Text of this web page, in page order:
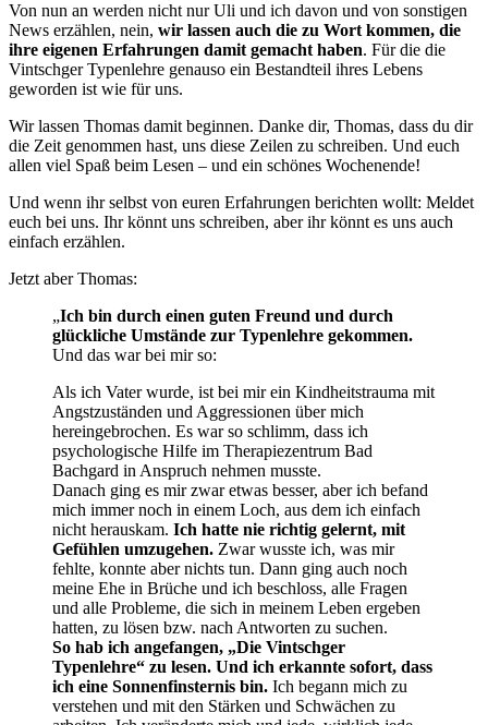
Von nun an werden nicht nur Uli und ich davon und von sonstigen
News erzählen, nein, wir lassen auch die zu Wort kommen, die
ihre eigenen Erfahrungen damit gemacht haben. Für die die
Vintschger Typenlehre genauso ein Bestandteil ihres Lebens
geworden ist wie für uns.
Wir lassen Thomas damit beginnen. Danke dir, Thomas, dass du dir
die Zeit genommen hast, uns diese Zeilen zu schreiben. Und euch
allen viel Spaß beim Lesen – und ein schönes Wochenende!
Und wenn ihr selbst von euren Erfahrungen berichten wollt: Meldet
euch bei uns. Ihr könnt uns schreiben, aber ihr könnt es uns auch
einfach erzählen.
Jetzt aber Thomas:
„Ich bin durch einen guten Freund und durch
glückliche Umstände zur Typenlehre gekommen.
Und das war bei mir so:
Als ich Vater wurde, ist bei mir ein Kindheitstrauma mit
Angstzuständen und Aggressionen über mich
hereingebrochen. Es war so schlimm, dass ich
psychologische Hilfe im Therapiezentrum Bad
Bachgard in Anspruch nehmen musste.
Danach ging es mir zwar etwas besser, aber ich befand
mich immer noch in einem Loch, aus dem ich einfach
nicht herauskam. Ich hatte nie richtig gelernt, mit
Gefühlen umzugehen. Zwar wusste ich, was mir
fehlte, konnte aber nichts tun. Dann ging auch noch
meine Ehe in Brüche und ich beschloss, alle Fragen
und alle Probleme, die sich in meinem Leben ergeben
hatten, zu lösen bzw. nach Antworten zu suchen.
So hab ich angefangen, „Die Vintschger
Typenlehre“ zu lesen. Und ich erkannte sofort, dass
ich eine Sonnenfinsternis bin. Ich begann mich zu
verstehen und mit den Stärken und Schwächen zu